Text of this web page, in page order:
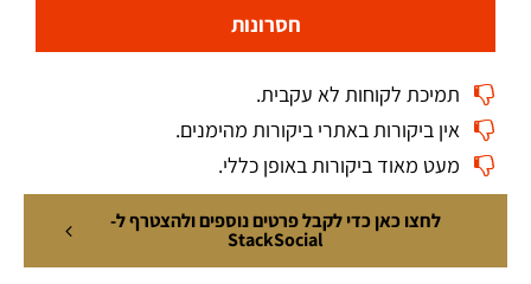
חסרונות
תמיכת לקוחות לא עקבית.
אין ביקורות באתרי ביקורות מהימנים.
מעט מאוד ביקורות באופן כללי.
לחצו כאן כדי לקבל פרטים נוספים ולהצטרף ל-
StackSocial